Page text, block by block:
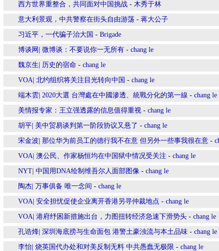
西方世界重整合，共同面对中国挑战 - 木秀于林
意大利景观，中共警察在街头自由游荡 - 蒋大公子
习近平，一代骗子治大国 - Brigade
博谈网| 微博谈：不要说你一无所有 - chang le
魏京生| 历史的宿命 - chang le
VOA| 北约组织将关注目光转向中国 - chang le
端木雲| 2020大選 台灣處在中國滲透、統戰分化的第一線 - chang le
美情报专家：王立强透露的信息值得重视 - chang le
胡平| 美中贸易谈判第一阶段协议又悬了 - chang le
宋金波| 那位华为前员工的德行我不在意 但另外一些事我很在意 -
VOA| 澳公民、作家杨恒均在中国狱中情况受关注 - chang le
NYT| 中国用DNA绘制维吾尔人面部图像 - chang le
陶杰| 万事俱备 唯一念间 - chang le
VOA| 安全担忧促使企业离开香港另寻仲裁地点 - chang le
VOA| 港府纾困新措施出台，力图扭转经济急速下滑势头 - chang le
孔诰烽| 深圳海底捞与生命面包 港警土豪浊流与本土品味 - chang le
李怡| 烧英国代办处和对美反制无料 中共愚蠢无极限 - chang le